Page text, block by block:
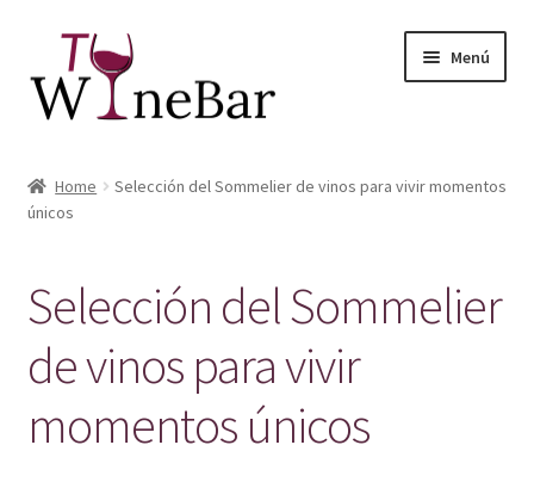
a
la
al
contenido
Menú
Tienda de Vinos y Productos
hijo
el
Sobre Nosotros
Home
Selección del Sommelier de vinos para vivir momentos
únicos
Selección del Sommelier
de vinos para vivir
momentos únicos